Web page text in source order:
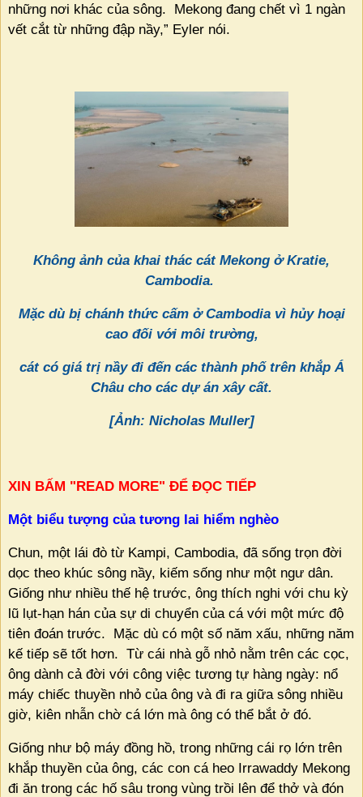
những nơi khác của sông.
Mekong đang chết vì 1 ngàn
vết cắt từ những đập nầy,” Eyler nói.
Không ảnh của khai thác cát Mekong ở Kratie,
Cambodia.
Mặc dù bị chánh thức cấm ở Cambodia vì hủy hoại
cao đối với môi trường,
cát có giá trị nầy đi đến các thành phố trên khắp Á
Châu cho các dự án xây cất.
[Ảnh: Nicholas Muller]
XIN BẤM "READ MORE" ĐỂ ĐỌC TIẾP
Một biểu tượng của tương lai hiểm nghèo
Chun, một lái đò từ Kampi, Cambodia, đã sống trọn đời
dọc theo khúc sông nầy, kiếm sống như một ngư dân.
Giống như nhiều thế hệ trước, ông thích nghi với chu kỳ
lũ lụt-hạn hán của sự di chuyển của cá với một mức độ
tiên đoán trước.
Mặc dù có một số năm xấu, những năm
kế tiếp sẽ tốt hơn. Từ cái nhà gỗ nhỏ nằm trên các cọc,
ông dành cả đời với công việc tương tự hàng ngày: nổ
máy chiếc thuyền nhỏ của ông và đi ra giữa sông nhiều
giờ, kiên nhẫn chờ cá lớn mà ông có thể bắt ở đó.
Giống như bộ máy đồng hồ, trong những cái rọ lớn trên
khắp thuyền của ông, các con cá heo Irrawaddy Mekong
đi ăn trong các hố sâu trong vùng trồi lên để thở và đón